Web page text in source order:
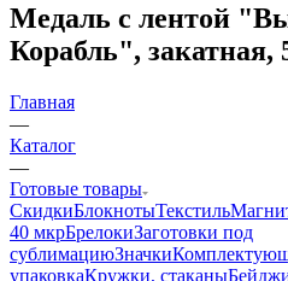
Медаль с лентой
Корабль", закатная,
Главная
—
Каталог
—
Готовые товары
СкидкиБлокнотыТекстиль
40 мкрБрелокиЗаготовки под
сублимациюЗначки
упаковкаКружки, стаканы